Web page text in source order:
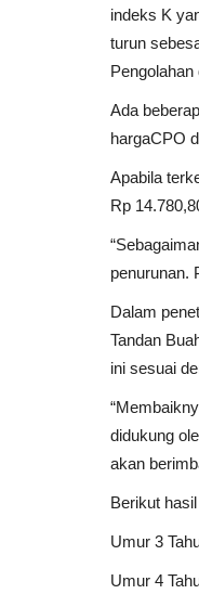
indeks K
turun
Ada
hargaCPO
Apabila
Rp
penurunan.
Dalam
Tandan
ini sesuai
didukung
akan
Berikut
Umur 3
Umur 4